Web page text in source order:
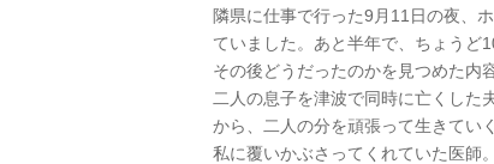
隣県に仕事で行った9月11日の夜、
ていました。あと半年で、ちょうど
その後どうだったのかを見つめた内
二人の息子を津波で同時に亡くした
から、二人の分を頑張って生きてい
私に覆いかぶさってくれていた医師